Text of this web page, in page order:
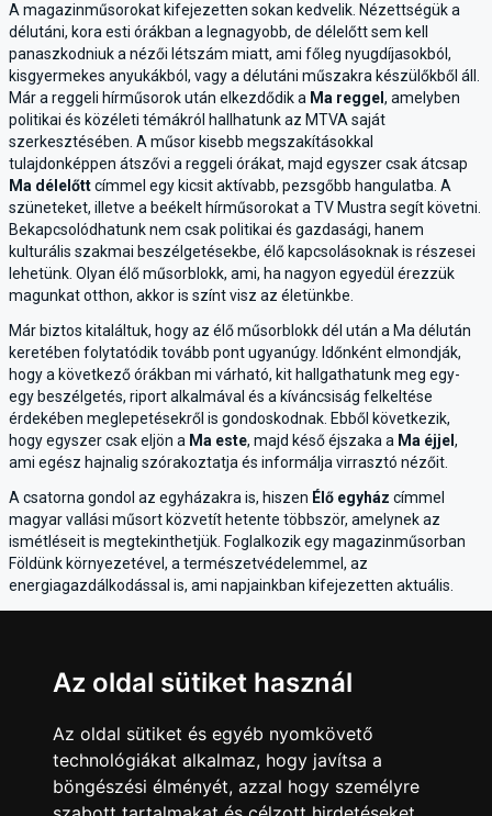
A magazinműsorokat kifejezetten sokan kedvelik. Nézettségük a
délutáni, kora esti órákban a legnagyobb, de délelőtt sem kell
panaszkodniuk a nézői létszám miatt, ami főleg nyugdíjasokból,
kisgyermekes anyukákból, vagy a délutáni műszakra készülőkből áll.
Már a reggeli hírműsorok után elkezdődik a Ma reggel , amelyben
politikai és közéleti témákról hallhatunk az MTVA saját
szerkesztésében. A műsor kisebb megszakításokkal
tulajdonképpen átszővi a reggeli órákat, majd egyszer csak átcsap
Ma délelőttcímmel egy kicsit aktívabb, pezsgőbb hangulatba. A
szüneteket, illetve a beékelt hírműsorokat a TV Mustra segít követni.
Bekapcsolódhatunk nem csak politikai és gazdasági, hanem
kulturális szakmai beszélgetésekbe, élő kapcsolásoknak is részesei
lehetünk. Olyan élő műsorblokk, ami, ha nagyon egyedül érezzük
magunkat otthon, akkor is színt visz az életünkbe.
Már biztos kitaláltuk, hogy az élő műsorblokk dél után a Ma délután
keretében folytatódik tovább pont ugyanúgy. Időnként elmondják,
hogy a következő órákban mi várható, kit hallgathatunk meg egy-
egy beszélgetés, riport alkalmával és a kíváncsiság felkeltése
érdekében meglepetésekről is gondoskodnak. Ebből következik,
hogy egyszer csak eljön a Ma este, majd késő éjszaka a Ma éjjel ,
ami egész hajnalig szórakoztatja és informálja virrasztó nézőit.
A csatorna gondol az egyházakra is, hiszen Élő egyház címmel
magyar vallási műsort közvetít hetente többször, amelynek az
ismétléseit is megtekinthetjük. Foglalkozik egy magazinműsorban
Földünk környezetével, a természetvédelemmel, az
energiagazdálkodással is, ami napjainkban kifejezetten aktuális.
érdekesebb adásokba, az elgondolkodtató, különböző témaköröket
akad, hiszen a nagyvilágban folyamatosan zajlanak az események.
Tájékozottnak lenni pedig óriási előny mind a politika, gazdaság, napi
események, kultúra és sport tekintetében.
Az oldal sütiket használ
Az oldal sütiket és egyéb nyomkövető
technológiákat alkalmaz, hogy javítsa a
böngészési élményét, azzal hogy személyre